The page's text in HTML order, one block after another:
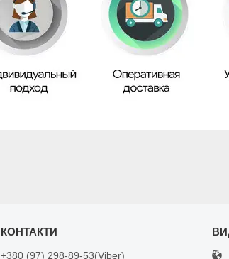
+380 (97) 298-89-53 Viber